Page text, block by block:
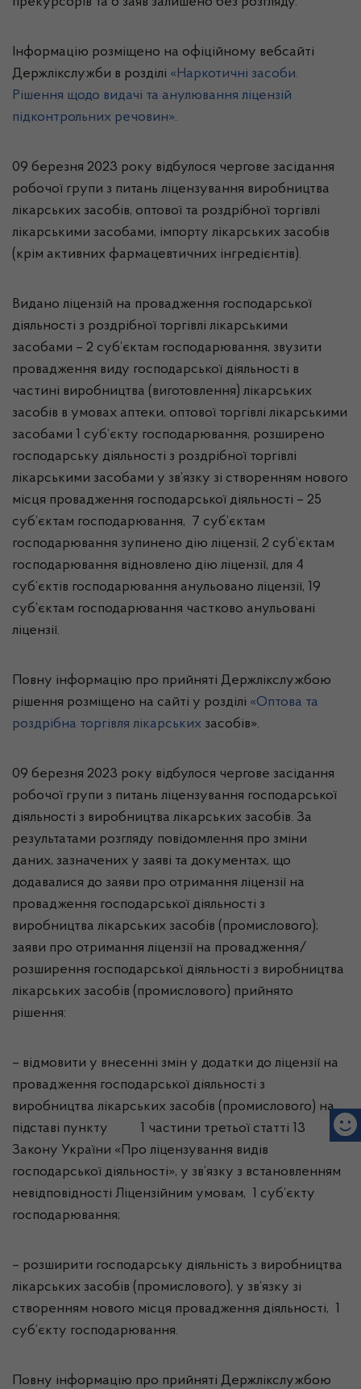
Інформацію розміщено на офіційному вебсайті
Держлікслужби в розділі «Наркотичні засоби.
Рішення щодо видачі та анулювання ліцензій
підконтрольних речовин».
09 березня 2023 року відбулося чергове засідання
робочої групи з питань ліцензування виробництва
лікарських засобів, оптової та роздрібної торгівлі
лікарськими засобами, імпорту лікарських засобів
(крім активних фармацевтичних інгредієнтів).
Видано ліцензій на провадження господарської
діяльності з роздрібної торгівлі лікарськими
засобами – 2 суб’єктам господарювання, звузити
провадження виду господарської діяльності в
частині виробництва (виготовлення) лікарських
засобів в умовах аптеки, оптової торгівлі лікарськими
засобами 1 суб’єкту господарювання, розширено
господарську діяльності з роздрібної торгівлі
лікарськими засобами у зв’язку зі створенням нового
місця провадження господарської діяльності – 25
суб’єктам господарювання, 7 суб’єктам
господарювання зупинено дію ліцензії, 2 суб’єктам
господарювання відновлено дію ліцензії, для 4
суб’єктів господарювання анульовано ліцензії, 19
суб’єктам господарювання частково анульовані
ліцензії.
Повну інформацію про прийняті Держлікслужбою
рішення розміщено на сайті у розділі «Оптова та
роздрібна торгівля лікарських засобів».
09 березня 2023 року відбулося чергове засідання
робочої групи з питань ліцензування господарської
діяльності з виробництва лікарських засобів. За
результатами розгляду повідомлення про зміни
даних, зазначених у заяві та документах, що
додавалися до заяви про отримання ліцензії на
провадження господарської діяльності з
виробництва лікарських засобів (промислового);
заяви про отримання ліцензії на провадження/
розширення господарської діяльності з виробництва
лікарських засобів (промислового) прийнято
рішення:
– відмовити у внесенні змін у додатки до ліцензії на
провадження господарської діяльності з
виробництва лікарських засобів (промислового) на
підставі пункту 1 частини третьої статті 13
Закону України «Про ліцензування видів
господарської діяльності», у зв’язку з встановленням
невідповідності Ліцензійним умовам, 1 суб’єкту
господарювання;
– розширити господарську діяльність з виробництва
лікарських засобів (промислового), у зв’язку зі
створенням нового місця провадження діяльності, 1
суб’єкту господарювання.
Повну інформацію про прийняті Держлікслужбою